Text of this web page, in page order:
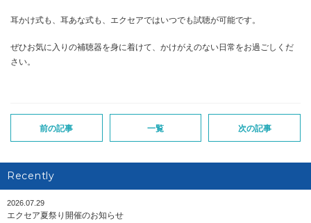
耳かけ式も、耳あな式も、エクセアではいつでも試聴が可能です。
ぜひお気に入りの補聴器を身に着けて、かけがえのない日常をお過ごしくだ
さい。
前の記事 一覧 次の記事
Recently
2026.07.29
エクセア夏祭り開催のお知らせ